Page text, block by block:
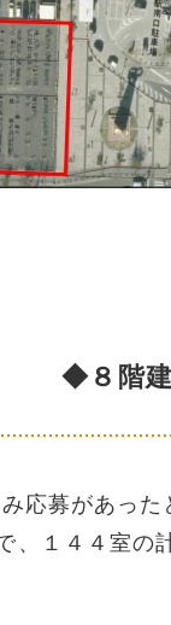
◆８階
応募があった
、１４４室の